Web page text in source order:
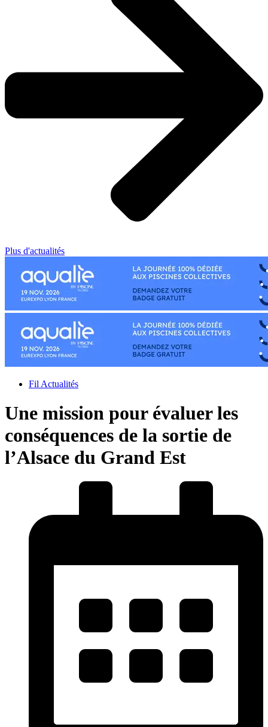
Plus d'actualités
Fil Actualités
Une mission pour évaluer les
conséquences de la sortie de
l’Alsace du Grand Est